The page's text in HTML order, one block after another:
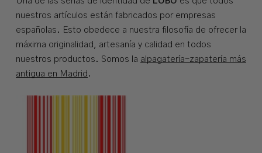
nuestros artículos están fabricados por empresas
españolas. Esto obedece a nuestra filosofía de ofrecer la
máxima originalidad, artesanía y calidad en todos
nuestros productos. Somos la alpagatería-zapatería más
antigua en Madrid .